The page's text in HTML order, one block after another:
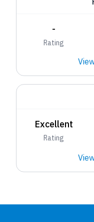
-
Rating
Excellent
Rating